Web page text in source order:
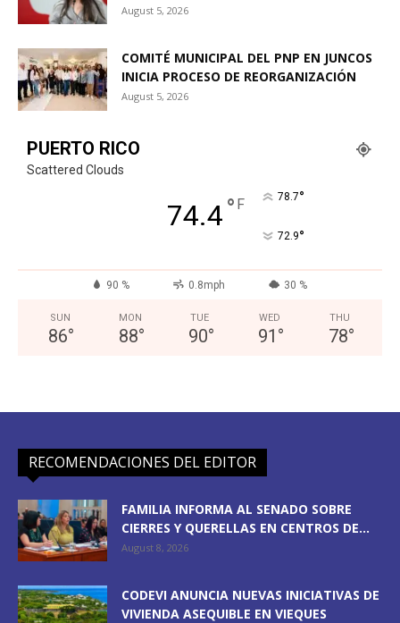
August 5, 2026
COMITÉ MUNICIPAL DEL PNP EN JUNCOS
INICIA PROCESO DE REORGANIZACIÓN
August 5, 2026
PUERTO RICO
Scattered Clouds
74.4° F 78.7°
72.9°
90 % 0.8mph 30 %
SUN
86°
MON
88°
TUE
90°
WED
91 °
THU
78°
RECOMENDACIONES DEL EDITOR
FAMILIA INFORMA AL SENADO SOBRE
CIERRES Y QUERELLAS EN CENTROS DE...
August 8, 2026
CODEVI ANUNCIA NUEVAS INICIATIVAS DE
VIVIENDA ASEQUIBLE EN VIEQUES